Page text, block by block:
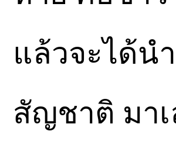
แล้วจะได้น
สัญชาติ มาเ